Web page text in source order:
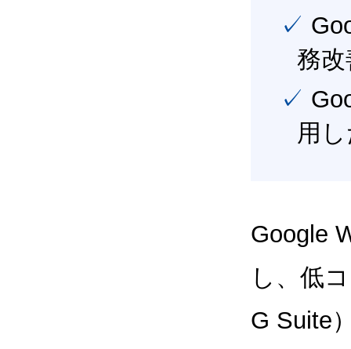
✓ Google Workspace（旧G Suite） を活用し、業
務
✓ Google Workspace（旧G Suite） を最大限に活
用
Google
し、低
G Suite